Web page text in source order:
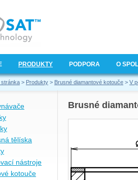
PRODUKTY PODPORA O
> Produkty > Brusné diamantové kotouče > V
Brusné
tělíska
nástroje
kotouče